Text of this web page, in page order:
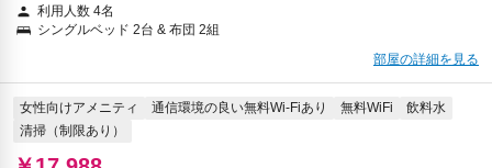
利用人数 4名
シングルベッド 2台 & 布団 2組
部屋の詳細を見る
女性向けアメニティ 通信環境の良い無料Wi-Fiあり 無料WiFi
飲料水
清掃（制限あり）